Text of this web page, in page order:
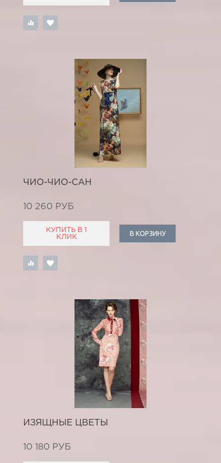
ЧИО-ЧИО-САН
10 260 РУБ
КУПИТЬ В 1
КЛИК
В КОРЗИНУ
ИЗЯЩНЫЕ ЦВЕТЫ
10 180 РУБ